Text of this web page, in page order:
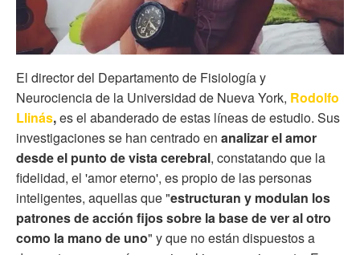
El director del Departamento de Fisiología y
Neurociencia de la Universidad de Nueva York, Rodolfo
Llinás,es el abanderado de estas líneas de estudio. Sus
investigaciones se han centrado en analizar el amor
desde el punto de vista cerebral, constatando que la
fidelidad, el 'amor eterno', es propio de las personas
inteligentes, aquellas que "estructuran y modulan los
patrones de acción fijos sobre la base de ver al otro
como la mano de uno" y que no están dispuestos a